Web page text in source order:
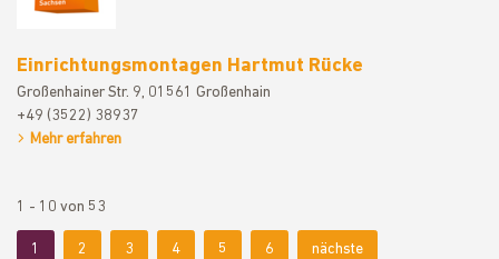
Einrichtungsmontagen Hartmut Rücke
Großenhainer Str. 9, 01561 Großenhain
+49 (3522) 38937
Mehr erfahren
1 - 10 von 53
1 2 3 4 5 6 nächste